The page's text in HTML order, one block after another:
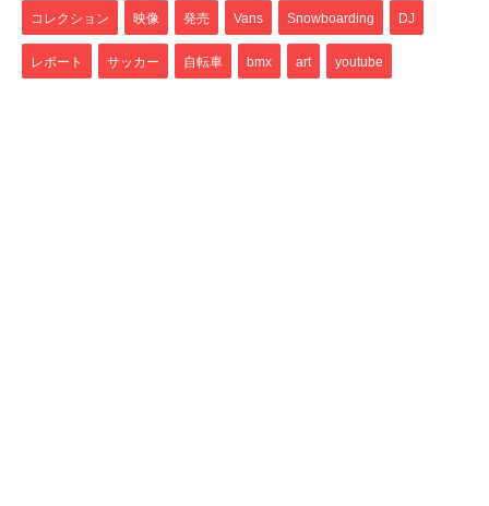
コレクション 映像 発売 Vans Snowboarding DJ
レポート サッカー 自転車 bmx art youtube